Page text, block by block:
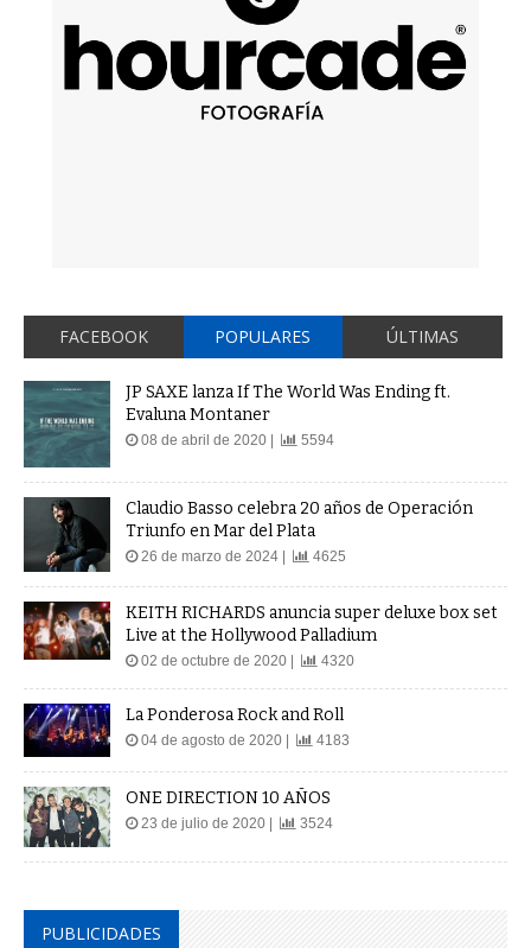
FACEBOOK POPULARES ÚLTIMAS
JP SAXE lanza If The World Was Ending ft.
Evaluna Montaner
08 de abril de 2020 | 5594
Claudio Basso celebra 20 años de Operación
Triunfo en Mar del Plata
26 de marzo de 2024 | 4625
KEITH RICHARDS anuncia super deluxe box set
Live at the Hollywood Palladium
02 de octubre de 2020 | 4320
La Ponderosa Rock and Roll
04 de agosto de 2020 | 4183
ONE DIRECTION 10 AÑOS
23 de julio de 2020 | 3524
PUBLICIDADES